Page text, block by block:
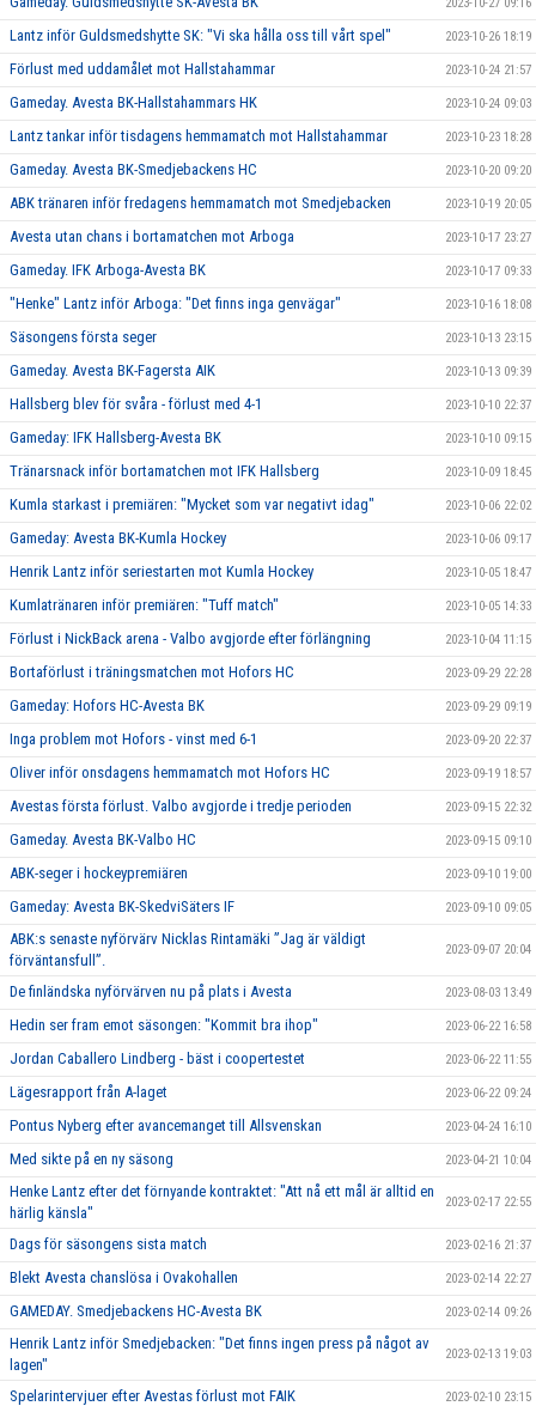
Lantz inför Guldsmedshytte SK: "Vi ska hålla oss till vårt spel" 2023-10-26 18:19
Förlust med uddamålet mot Hallstahammar 2023-10-24 21:57
Gameday. Avesta BK-Hallstahammars HK 2023-10-24 09:03
Lantz tankar inför tisdagens hemmamatch mot Hallstahammar 2023-10-23 18:28
Gameday. Avesta BK-Smedjebackens HC 2023-10-20 09:20
ABK tränaren inför fredagens hemmamatch mot Smedjebacken 2023-10-19 20:05
Avesta utan chans i bortamatchen mot Arboga 2023-10-17 23:27
Gameday. IFK Arboga-Avesta BK 2023-10-17 09:33
"Henke" Lantz inför Arboga: "Det finns inga genvägar" 2023-10-16 18:08
Säsongens första seger 2023-10-13 23:15
Gameday. Avesta BK-Fagersta AIK 2023-10-13 09:39
Hallsberg blev för svåra - förlust med 4-1 2023-10-10 22:37
Gameday: IFK Hallsberg-Avesta BK 2023-10-10 09:15
Tränarsnack inför bortamatchen mot IFK Hallsberg 2023-10-09 18:45
Kumla starkast i premiären: "Mycket som var negativt idag" 2023-10-06 22:02
Gameday: Avesta BK-Kumla Hockey 2023-10-06 09:17
Henrik Lantz inför seriestarten mot Kumla Hockey 2023-10-05 18:47
Kumlatränaren inför premiären: "Tuff match" 2023-10-05 14:33
Förlust i NickBack arena - Valbo avgjorde efter förlängning 2023-10-04 11:15
Bortaförlust i träningsmatchen mot Hofors HC 2023-09-29 22:28
Gameday: Hofors HC-Avesta BK 2023-09-29 09:19
Inga problem mot Hofors - vinst med 6-1 2023-09-20 22:37
Oliver inför onsdagens hemmamatch mot Hofors HC 2023-09-19 18:57
Avestas första förlust. Valbo avgjorde i tredje perioden 2023-09-15 22:32
Gameday. Avesta BK-Valbo HC 2023-09-15 09:10
ABK-seger i hockeypremiären 2023-09-10 19:00
Gameday: Avesta BK-SkedviSäters IF 2023-09-10 09:05
ABK:s senaste nyförvärv Nicklas Rintamäki ”Jag är väldigt
förväntansfull”.
2023-09-07 20:04
De finländska nyförvärven nu på plats i Avesta 2023-08-03 13:49
Hedin ser fram emot säsongen: "Kommit bra ihop" 2023-06-22 16:58
Jordan Caballero Lindberg - bäst i coopertestet 2023-06-22 11:55
Lägesrapport från A-laget 2023-06-22 09:24
Pontus Nyberg efter avancemanget till Allsvenskan 2023-04-24 16:10
Med sikte på en ny säsong 2023-04-21 10:04
Henke Lantz efter det förnyande kontraktet: "Att nå ett mål är alltid en
härlig känsla"
2023-02-17 22:55
Dags för säsongens sista match 2023-02-16 21:37
Blekt Avesta chanslösa i Ovakohallen 2023-02-14 22:27
GAMEDAY. Smedjebackens HC-Avesta BK 2023-02-14 09:26
Henrik Lantz inför Smedjebacken: "Det finns ingen press på något av
lagen"
2023-02-13 19:03
Spelarintervjuer efter Avestas förlust mot FAIK 2023-02-10 23:15